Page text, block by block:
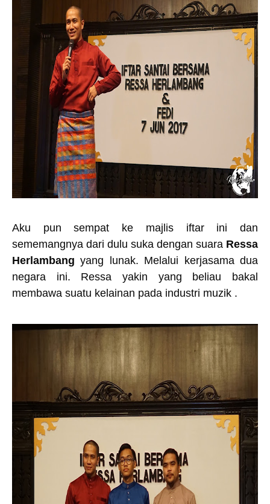
Aku pun sempat ke majlis iftar ini dan
sememangnya dari dulu suka dengan suara Ressa
Herlambang yang lunak. Melalui kerjasama dua
negara ini. Ressa yakin yang beliau bakal
membawa suatu kelainan pada industri muzik .